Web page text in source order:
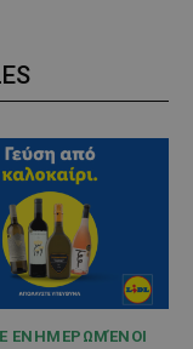
ΕΝΗΜΕΡΩΜΈΝΟΙ